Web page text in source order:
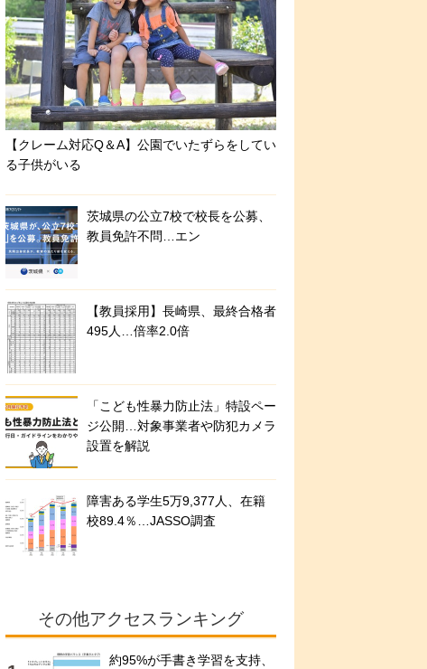
【クレーム対応Q＆A】公園でいたずらをしてい
る子供がいる
茨城県の公立7校で校長を公募、
教員免許不問…エン
【教員採用】長崎県、最終合格者
495人…倍率2.0倍
「こども性暴力防止法」特設ペー
ジ公開…対象事業者や防犯カメラ
設置を解説
障害ある学生5万9,377人、在籍
校89.4％…JASSO調査
その他アクセスランキング
約95%が手書き学習を支持、